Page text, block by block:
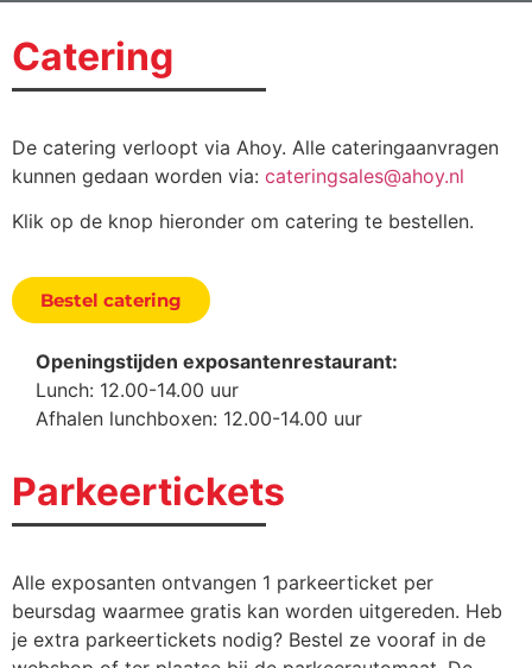
Catering
De catering verloopt via Ahoy. Alle cateringaanvragen
kunnen gedaan worden via: cateringsales@ahoy.nl
Klik op de knop hieronder om catering te bestellen.
Bestel catering
Openingstijden exposantenrestaurant:
Lunch: 12.00-14.00 uur
Afhalen lunchboxen: 12.00-14.00 uur
Parkeertickets
Alle exposanten ontvangen 1 parkeerticket per
beursdag waarmee gratis kan worden uitgereden. Heb
je extra parkeertickets nodig? Bestel ze vooraf in de